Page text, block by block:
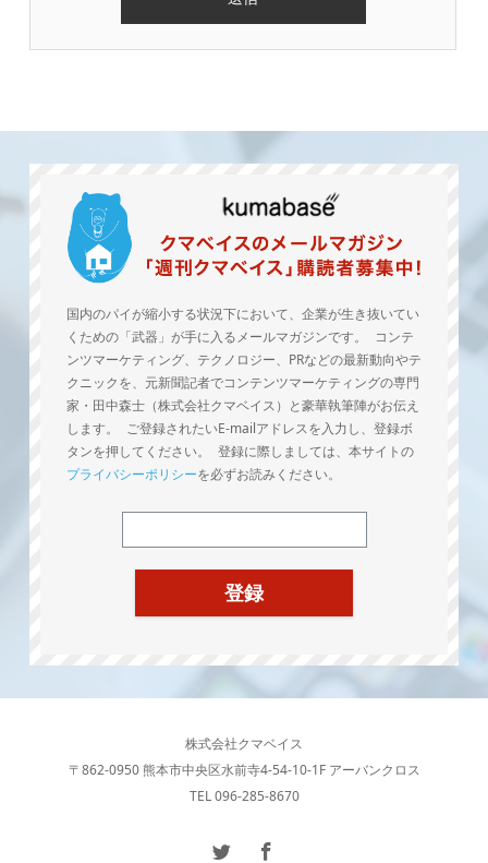
国内のパイが縮小する状況下において、企業が生き抜いてい
くための「武器」が手に入るメールマガジンです。 コンテ
ンツマーケティング、テクノロジー、PRなどの最新動向やテ
クニックを、元新聞記者でコンテンツマーケティングの専門
家・田中森士（株式会社クマベイス）と豪華執筆陣がお伝え
します。 ご登録されたいE-mailアドレスを入力し、登録ボ
タンを押してください。 登録に際しましては、本サイトの
プライバシーポリシーを必ずお読みください。
株式会社クマベイス
〒862-0950 熊本市中央区水前寺4-54-10-1F アーバンクロス
TEL 096-285-8670